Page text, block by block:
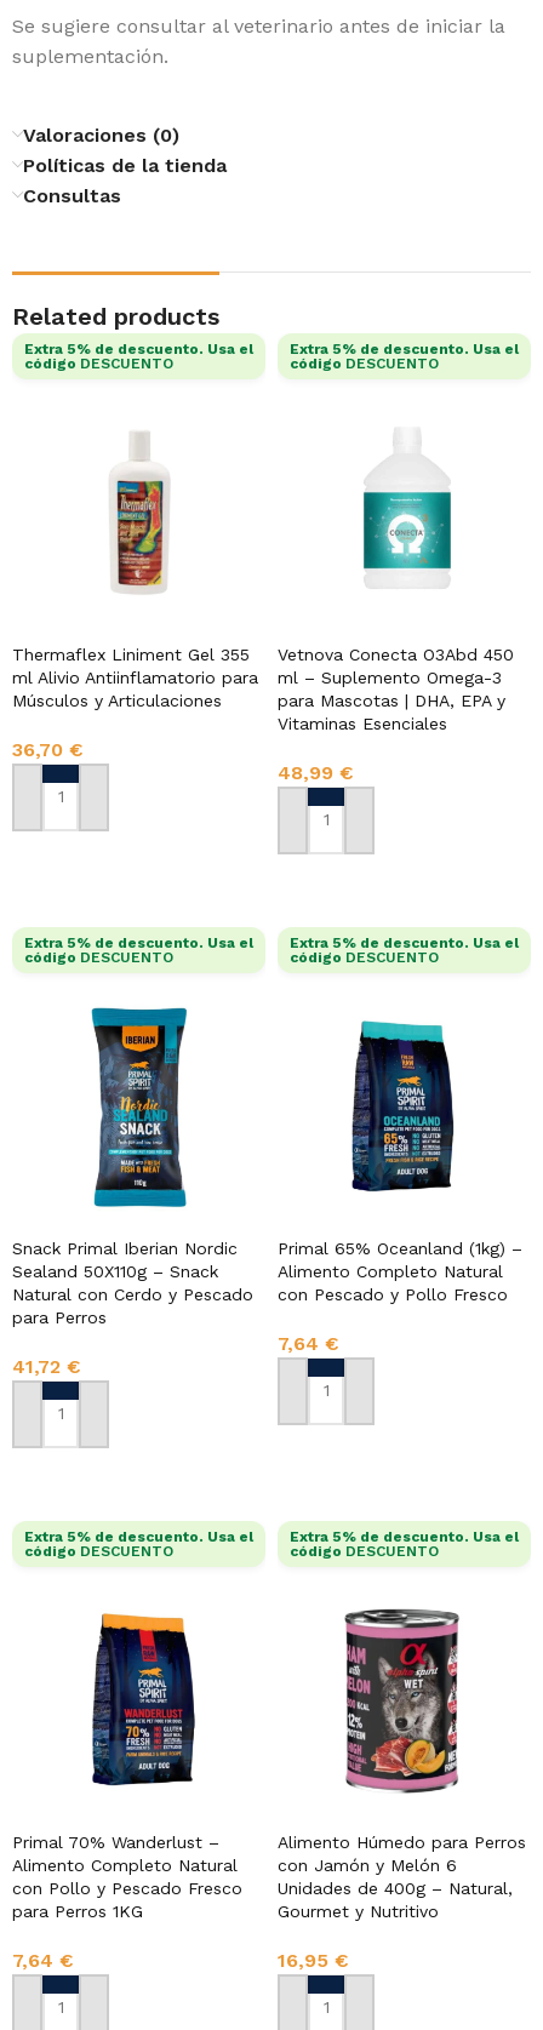
Se sugiere consultar al veterinario antes de iniciar la
suplementación.
Valoraciones (0)
Políticas de la tienda
Consultas
Related products
Extra 5% de descuento. Usa el
código DESCUENTO
Thermaflex Liniment Gel 355
ml Alivio Antiinflamatorio para
Músculos y Articulaciones
36,70 €
AÑADIR AL CARRITO
Extra 5% de descuento. Usa el
código DESCUENTO
Vetnova Conecta O3Abd 450
ml – Suplemento Omega-3
para Mascotas | DHA, EPA y
Vitaminas Esenciales
48,99 €
AÑADIR AL CARRITO
Extra 5% de descuento. Usa el
código DESCUENTO
Snack Primal Iberian Nordic
Sealand 50X110g – Snack
Natural con Cerdo y Pescado
para Perros
41,72 €
AÑADIR AL CARRITO
Extra 5% de descuento. Usa el
código DESCUENTO
Primal 65% Oceanland (1kg) –
Alimento Completo Natural
con Pescado y Pollo Fresco
7,64 €
AÑADIR AL CARRITO
Extra 5% de descuento. Usa el
código DESCUENTO
Primal 70% Wanderlust –
Alimento Completo Natural
con Pollo y Pescado Fresco
para Perros 1KG
7,64 €
AÑADIR AL CARRITO
Extra 5% de descuento. Usa el
código DESCUENTO
Alimento Húmedo para Perros
con Jamón y Melón 6
Unidades de 400g – Natural,
Gourmet y Nutritivo
16,95 €
AÑADIR AL CARRITO